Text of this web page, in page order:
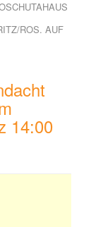
ROS. AUF
14:00